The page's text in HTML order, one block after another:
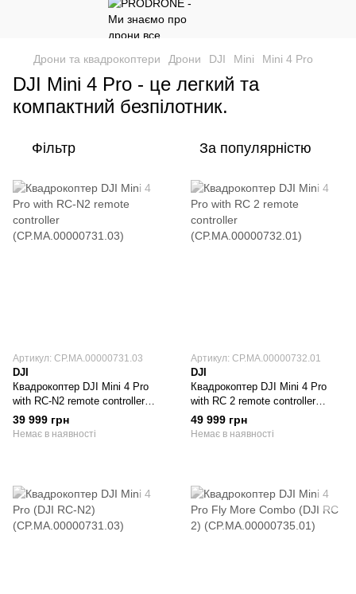
Дрони та квадрокоптери Дрони DJI Mini Mini 4 Pro
DJI Mini 4 Pro - це легкий та
компактний безпілотник.
Фільтр За популярністю
Артикул: CP.MA.00000731.03
DJI
Квадрокоптер DJI Mini 4 Pro
with RC-N2 remote controller
(CP.MA.00000731.03)
39 999 грн
Немає в наявності
Артикул: CP.MA.00000732.01
DJI
Квадрокоптер DJI Mini 4 Pro
with RC 2 remote controller
(CP.MA.00000732.01)
49 999 грн
Немає в наявності